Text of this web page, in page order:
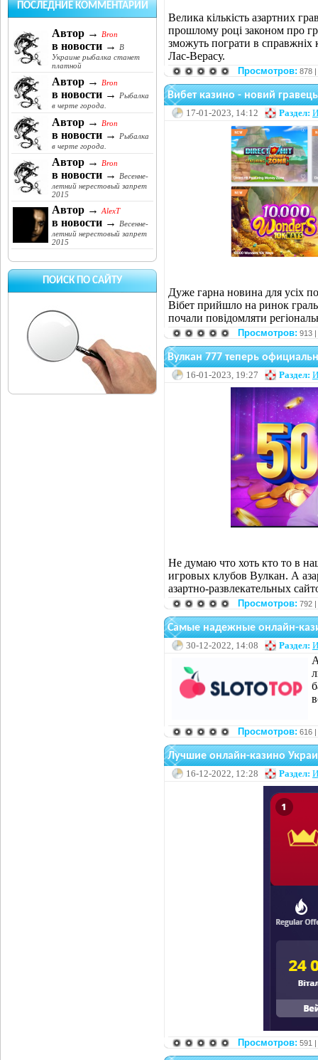
ПОСЛЕДНИЕ КОММЕНТАРИИ
Автор → Bron
в новости →
В
Украине рыбалка станет
платной
Автор → Bron
в новости →
Рыбалка
в черте города.
Автор → Bron
в новости →
Рыбалка
в черте города.
Автор → Bron
в новости →
Весенне-
летний нерестовый запрет
2015
Автор → AlexT
в новости →
Весенне-
летний нерестовый запрет
2015
ПОИСК ПО САЙТУ
Велика кількість азартних
прошлому році законом про
зможуть пограти в справжніх
Лас-Верасу.
Просмотров: 878 |
Вибет казино - новий
17-01-2023, 14:12 Раздел:
Дуже гарна новина для усіх
Вібет прийшло на ринок
почали повідомляти
Просмотров: 913 |
Вулкан 777 теперь
16-01-2023, 19:27 Раздел:
Не думаю что хоть кто то в
игровых клубов Вулкан. А
азартно-развлекательных
Просмотров: 792 |
Самые надежные онлайн-
30-12-2022, 14:08 Раздел:
Просмотров: 616 |
Лучшие онлайн-казино
16-12-2022, 12:28 Раздел:
Просмотров: 591 |